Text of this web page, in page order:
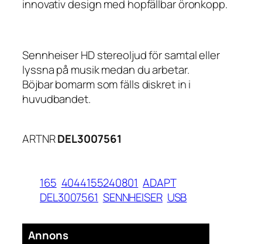
innovativ design med hopfällbar öronkopp.
Sennheiser HD stereoljud för samtal eller
lyssna på musik medan du arbetar.
Böjbar bomarm som fälls diskret in i
huvudbandet.
ARTNRDEL3007561
165 4044155240801 ADAPT
DEL3007561 SENNHEISER USB
Annons